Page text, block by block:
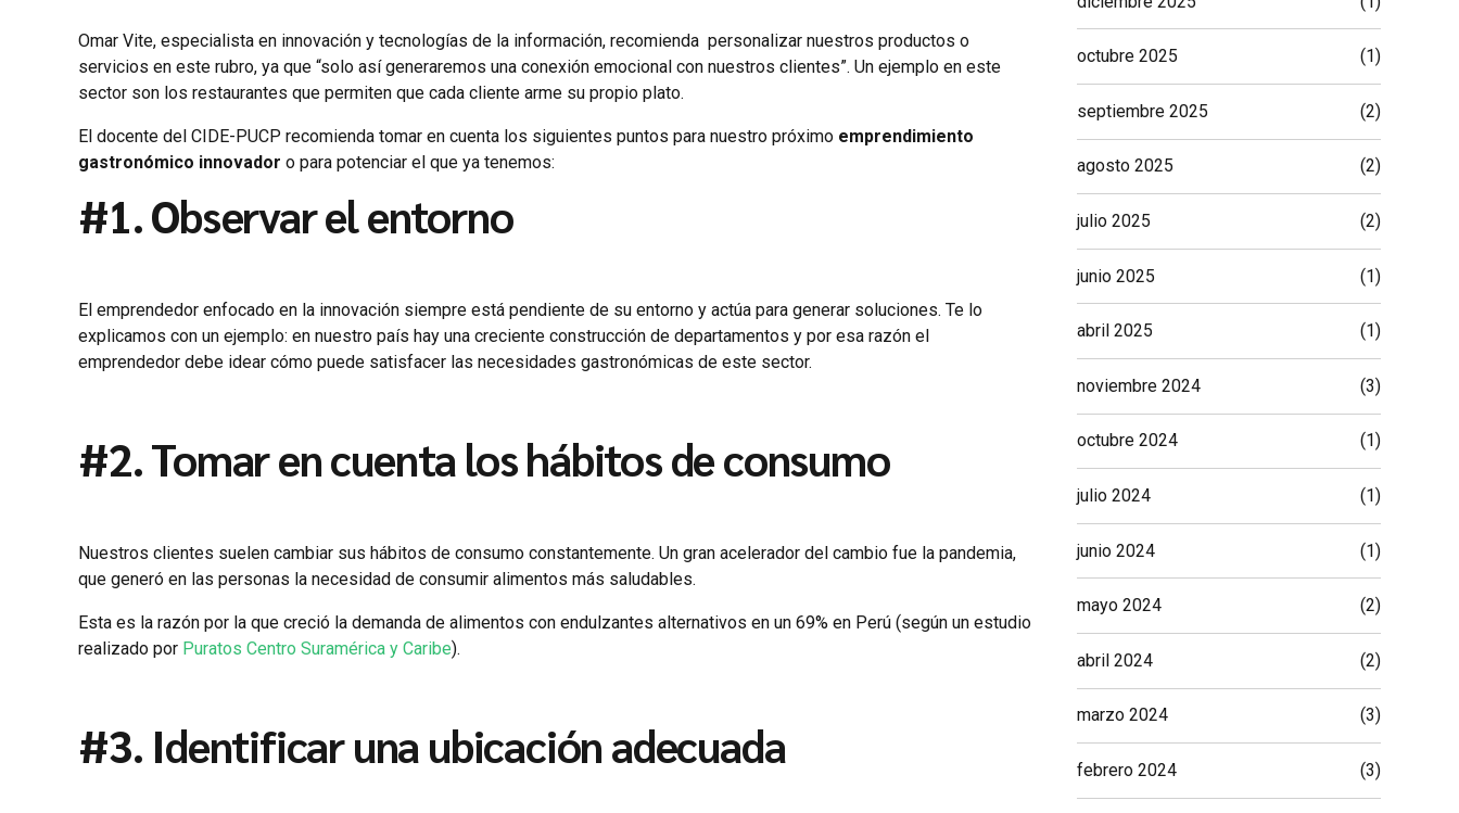
Omar Vite, especialista en innovación y tecnologías de la información, recomienda personalizar nuestros productos o
servicios en este rubro, ya que “solo así generaremos una conexión emocional con nuestros clientes”. Un ejemplo en este
sector son los restaurantes que permiten que cada cliente arme su propio plato.
El docente del CIDE-PUCP recomienda tomar en cuenta los siguientes puntos para nuestro próximo emprendimiento
gastronómico innovador o para potenciar el que ya tenemos:
#1. Observar el entorno
El emprendedor enfocado en la innovación siempre está pendiente de su entorno y actúa para generar soluciones. Te lo
explicamos con un ejemplo: en nuestro país hay una creciente construcción de departamentos y por esa razón el
emprendedor debe idear cómo puede satisfacer las necesidades gastronómicas de este sector.
#2. Tomar en cuenta los hábitos de consumo
Nuestros clientes suelen cambiar sus hábitos de consumo constantemente. Un gran acelerador del cambio fue la pandemia,
que generó en las personas la necesidad de consumir alimentos más saludables.
Esta es la razón por la que creció la demanda de alimentos con endulzantes alternativos en un 69% en Perú (según un estudio
realizado por Puratos Centro Suramérica y Caribe).
#3. Identificar una ubicación adecuada
octubre 2025 (1)
septiembre 2025 (2)
agosto 2025 (2)
julio 2025 (2)
junio 2025 (1)
abril 2025 (1)
noviembre 2024 (3)
octubre 2024 (1)
julio 2024 (1)
junio 2024 (1)
mayo 2024 (2)
abril 2024 (2)
marzo 2024 (3)
febrero 2024 (3)